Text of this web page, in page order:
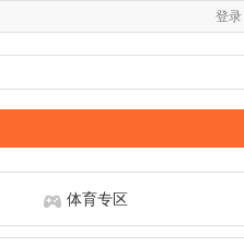
登录
体育专区